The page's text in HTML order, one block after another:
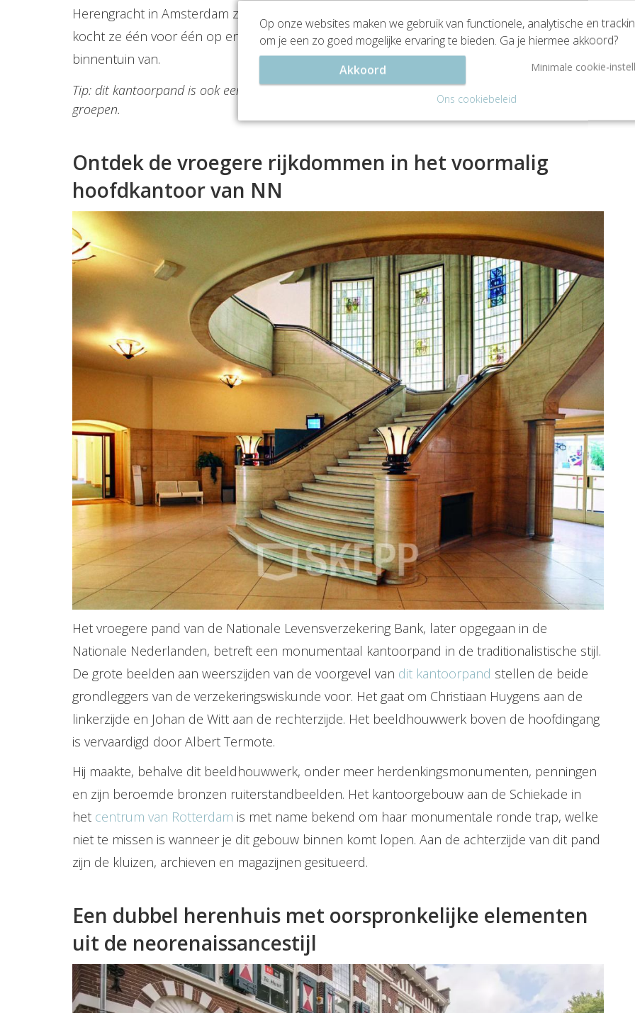
Herengracht in Amsterdam zes afzonderlijke panden. De roemruchte H. Albert de Bary,
kocht ze één voor één op en maakte er uiteindelijk 1 kantorencomplex met een gigantische
binnentuin van.
Tip: dit kantoorpand is ook een uitermate geschikte vergaderlocatie voor zowel kleine als grote
groepen.
Ontdek de vroegere rijkdommen in het voormalig
hoofdkantoor van NN
Het vroegere pand van de Nationale Levensverzekering Bank, later opgegaan in de
Nationale Nederlanden, betreft een monumentaal kantoorpand in de traditionalistische stijl.
De grote beelden aan weerszijden van de voorgevel van dit kantoorpand stellen de beide
grondleggers van de verzekeringswiskunde voor. Het gaat om Christiaan Huygens aan de
linkerzijde en Johan de Witt aan de rechterzijde. Het beeldhouwwerk boven de hoofdingang
is vervaardigd door Albert Termote.
Hij maakte, behalve dit beeldhouwwerk, onder meer herdenkingsmonumenten, penningen
en zijn beroemde bronzen ruiterstandbeelden. Het kantoorgebouw aan de Schiekade in
het centrum van Rotterdam is met name bekend om haar monumentale ronde trap, welke
niet te missen is wanneer je dit gebouw binnen komt lopen. Aan de achterzijde van dit pand
zijn de kluizen, archieven en magazijnen gesitueerd.
Een dubbel herenhuis met oorspronkelijke elementen
uit de neorenaissancestijl
Op onze websites maken we gebruik van functionele, analytische en
om je een zo goed mogelijke ervaring te bieden. Ga je hiermee akkoord?
Akkoord
Minimale cookie-
Ons cookiebeleid